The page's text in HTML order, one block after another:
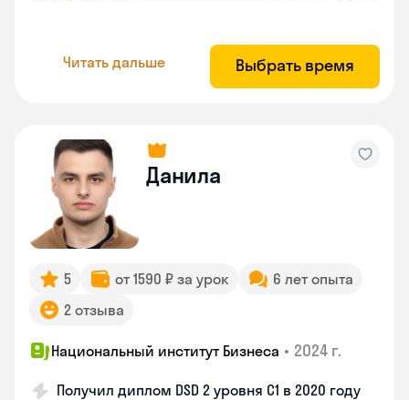
Читать дальше Выбрать время
Данила
5 от 1590 ₽ за урок
6 лет опыта
2 отзыва
Национальный институт Бизнеса • 2024 г.
Получил диплом DSD 2 уровня С1 в 2020 году